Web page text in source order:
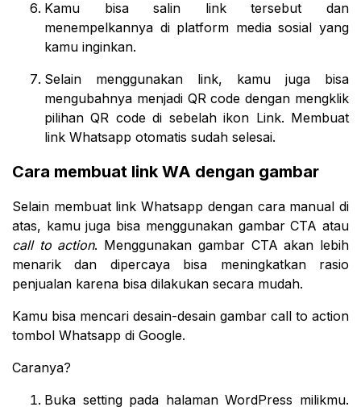
Kamu bisa salin link tersebut dan
menempelkannya di platform media sosial yang
kamu inginkan.
Selain menggunakan link, kamu juga bisa
mengubahnya menjadi QR code dengan mengklik
pilihan QR code di sebelah ikon Link. Membuat
link Whatsapp otomatis sudah selesai.
Cara membuat link WA dengan gambar
Selain membuat link Whatsapp dengan cara manual di
atas, kamu juga bisa menggunakan gambar CTA atau
call to action. Menggunakan gambar CTA akan lebih
menarik dan dipercaya bisa meningkatkan rasio
penjualan karena bisa dilakukan secara mudah.
Kamu bisa mencari desain-desain gambar call to action
tombol Whatsapp di Google.
Caranya?
Buka setting pada halaman WordPress milikmu.